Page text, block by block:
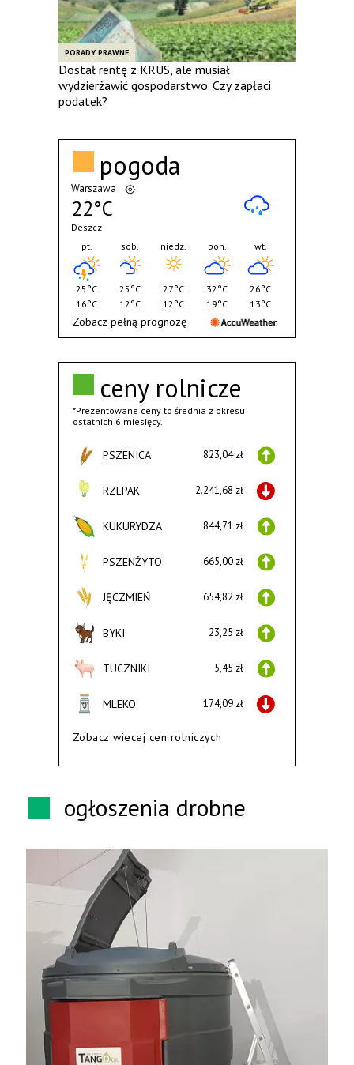
PORADY PRAWNE
Dostał rentę z KRUS, ale musiał
wydzierżawić gospodarstwo. Czy zapłaci
podatek?
ceny rolnicze
*Prezentowane ceny to średnia z okresu
ostatnich 6 miesięcy.
PSZENICA 823,04 zł
RZEPAK 2.241,68 zł
KUKURYDZA 844,71 zł
PSZENŻYTO 665,00 zł
JĘCZMIEŃ 654,82 zł
BYKI 23,25 zł
TUCZNIKI 5,45 zł
MLEKO 174,09 zł
Zobacz wiecej cen rolniczych
pogoda
Warszawa
22°C
Deszcz
pt.
25°C
16°C
sob.
25°C
12°C
niedz.
27°C
12°C
pon.
32°C
19°C
wt.
26°C
13°C
Zobacz pełną prognozę
ogłoszenia drobne